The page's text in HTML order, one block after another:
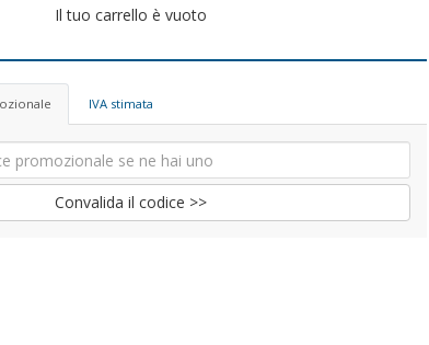
Il tuo carrello è vuoto
IVA stimata
Convalida il codice >>